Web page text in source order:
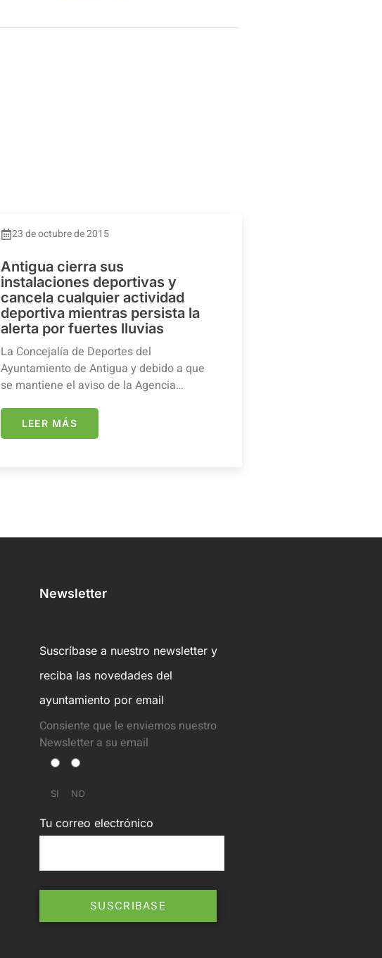
23 de octubre de 2015
Antigua cierra sus
instalaciones deportivas y
cancela cualquier actividad
deportiva mientras persista la
alerta por fuertes lluvias
La Concejalía de Deportes del
Ayuntamiento de Antigua y debido a que
se mantiene el aviso de la Agencia…
LEER MÁS
Newsletter
Suscríbase a nuestro newsletter y
reciba las novedades del
ayuntamiento por email
Consiente que le enviemos nuestro
Newsletter a su email
SI NO
Tu correo electrónico